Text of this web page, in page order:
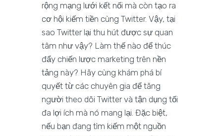
rộng mạng lưới kết nối mà còn tạo ra
cơ hội kiếm tiền cùng Twitter. Vậy, tại
sao Twitter lại thu hút được sự quan
tâm như vậy? Làm thế nào để thúc
đẩy chiến lược marketing trên nền
tảng này? Hãy cùng khám phá bí
quyết từ các chuyên gia để tăng
người theo dõi Twitter và tận dụng tối
đa lợi ích mà nó mang lại. Đặc biệt,
nếu bạn đang tìm kiếm một nguồn